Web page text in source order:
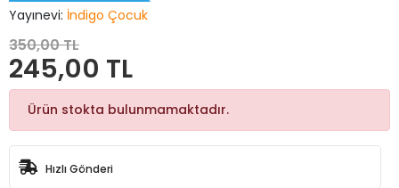
Yayınevi: İndigo Çocuk
350,00 TL
245,00 TL
Ürün stokta bulunmamaktadır.
Hızlı Gönderi